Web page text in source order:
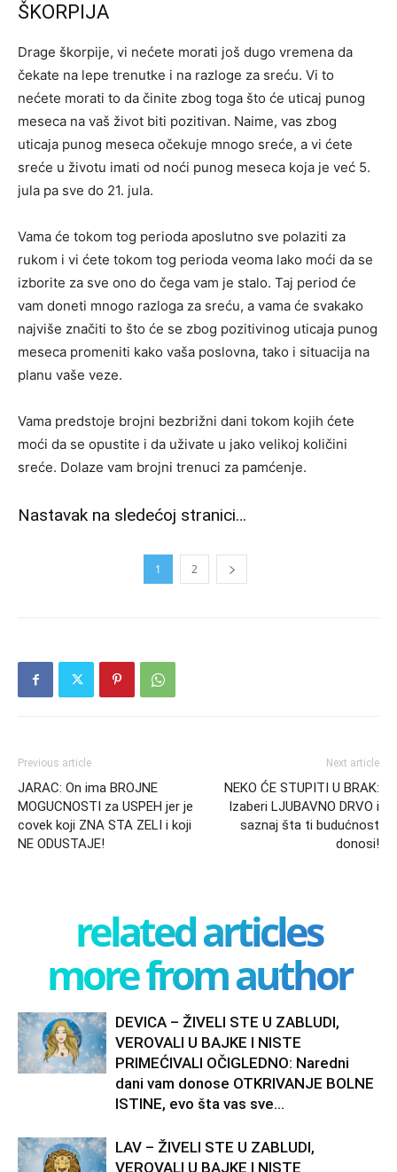
ŠKORPIJA
Drage škorpije, vi nećete morati još dugo vremena da
čekate na lepe trenutke i na razloge za sreću. Vi to
nećete morati to da činite zbog toga što će uticaj punog
meseca na vaš život biti pozitivan. Naime, vas zbog
uticaja punog meseca očekuje mnogo sreće, a vi ćete
sreće u životu imati od noći punog meseca koja je već 5.
jula pa sve do 21. jula.
Vama će tokom tog perioda aposlutno sve polaziti za
rukom i vi ćete tokom tog perioda veoma lako moći da se
izborite za sve ono do čega vam je stalo. Taj period će
vam doneti mnogo razloga za sreću, a vama će svakako
najviše značiti to što će se zbog pozitivinog uticaja punog
meseca promeniti kako vaša poslovna, tako i situacija na
planu vaše veze.
Vama predstoje brojni bezbrižni dani tokom kojih ćete
moći da se opustite i da uživate u jako velikoj količini
sreće. Dolaze vam brojni trenuci za pamćenje.
Nastavak na sledećoj stranici…
1 2
Previous article
JARAC: On ima BROJNE
MOGUCNOSTI za USPEH jer je
covek koji ZNA STA ZELI i koji
NE ODUSTAJE!
Next article
NEKO ĆE STUPITI U BRAK:
Izaberi LJUBAVNO DRVO i
saznaj šta ti budućnost
donosi!
related articles
more from author
DEVICA – ŽIVELI STE U ZABLUDI,
VEROVALI U BAJKE I NISTE
PRIMEĆIVALI OČIGLEDNO: Naredni
dani vam donose OTKRIVANJE BOLNE
ISTINE, evo šta vas sve...
LAV – ŽIVELI STE U ZABLUDI,
VEROVALI U BAJKE I NISTE